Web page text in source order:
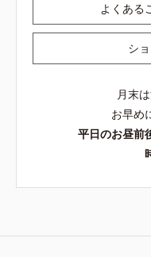
よくある
シ
月末
お早め
平日のお昼前